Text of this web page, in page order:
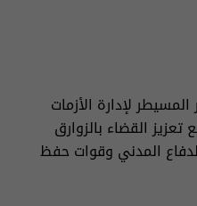
لإدارة الأزمات
القضاء بالزوارق
المدني وقوات حفظ